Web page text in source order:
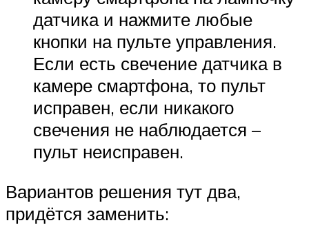
датчика и нажмите любые
кнопки на пульте управления.
Если есть свечение датчика в
камере смартфона, то пульт
исправен, если никакого
свечения не наблюдается –
пульт неисправен.
Вариантов решения тут два,
придётся заменить: